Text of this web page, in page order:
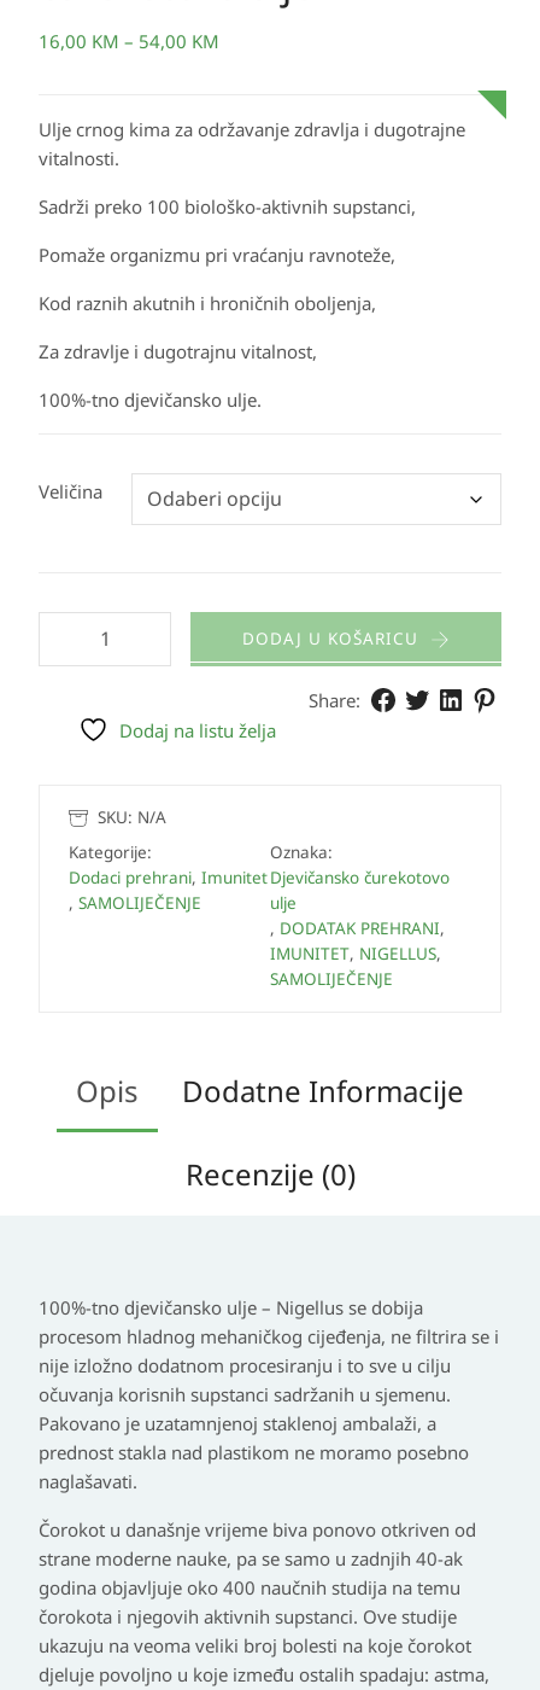
16,00 KM – 54,00 KM
Ulje crnog kima za održavanje zdravlja i dugotrajne
vitalnosti.
Sadrži preko 100 biološko-aktivnih supstanci,
Pomaže organizmu pri vraćanju ravnoteže,
Kod raznih akutnih i hroničnih oboljenja,
Za zdravlje i dugotrajnu vitalnost,
100%-tno djevičansko ulje.
Veličina
DODAJ U KOŠARICU
Share:
Dodaj na listu želja
SKU: N/A
Kategorije:
Dodaci prehrani, Imunitet
, SAMOLIJEČENJE
Oznaka:
Djevičansko čurekotovo
ulje
, DODATAK PREHRANI,
IMUNITET, NIGELLUS,
SAMOLIJEČENJE
Opis Dodatne Informacije
Recenzije (0)
100%-tno djevičansko ulje – Nigellus se dobija
procesom hladnog mehaničkog cijeđenja, ne filtrira se i
nije izložno dodatnom procesiranju i to sve u cilju
očuvanja korisnih supstanci sadržanih u sjemenu.
Pakovano je uzatamnjenoj staklenoj ambalaži, a
prednost stakla nad plastikom ne moramo posebno
naglašavati.
Čorokot u današnje vrijeme biva ponovo otkriven od
strane moderne nauke, pa se samo u zadnjih 40-ak
godina objavljuje oko 400 naučnih studija na temu
čorokota i njegovih aktivnih supstanci. Ove studije
ukazuju na veoma veliki broj bolesti na koje čorokot
djeluje povoljno u koje između ostalih spadaju: astma,